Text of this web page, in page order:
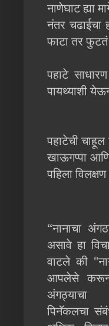
नाणेघाट ह्या
नंतर चढाईचा
फाटा तर फुटतं
पहाटे
पायथ्याशी
पहाटेची चाहूल
खाऊगप्पा
पहिला विलक्षण
“नानाचा
असावे हा
वाटले की
आपलेसे
पिनॅकलचा